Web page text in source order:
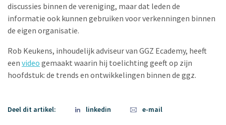
discussies binnen de vereniging, maar dat leden de
informatie ook kunnen gebruiken voor verkenningen binnen
de eigen organisatie.
Rob Keukens, inhoudelijk adviseur van GGZ Ecademy, heeft
een video gemaakt waarin hij toelichting geeft op zijn
hoofdstuk: de trends en ontwikkelingen binnen de ggz.
Deel dit artikel: linkedin e-mail